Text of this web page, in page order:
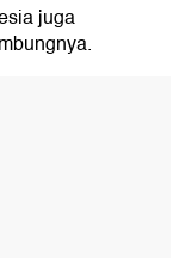
juga